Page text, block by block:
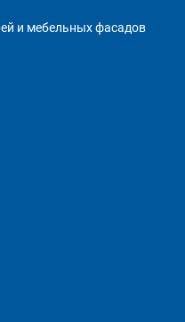
и мебельных фасадов